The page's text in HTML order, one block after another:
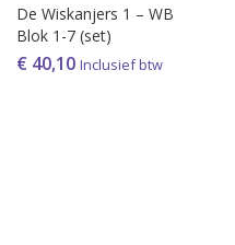
De Wiskanjers 1 – WB
Blok 1-7 (set)
€ 40,10 Inclusief btw